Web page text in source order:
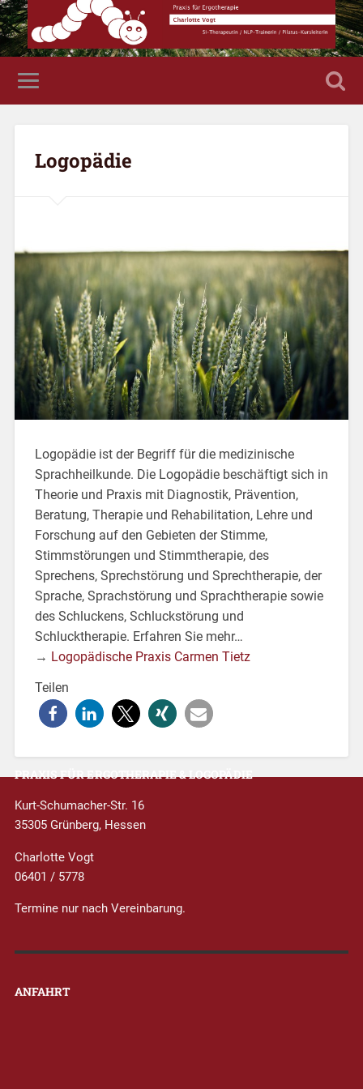
Logopädie
Logopädie ist der Begriff für die medizinische
Sprachheilkunde. Die Logopädie beschäftigt sich in
Theorie und Praxis mit Diagnostik, Prävention,
Beratung, Therapie und Rehabilitation, Lehre und
Forschung auf den Gebieten der Stimme,
Stimmstörungen und Stimmtherapie, des
Sprechens, Sprechstörung und Sprechtherapie, der
Sprache, Sprachstörung und Sprachtherapie sowie
des Schluckens, Schluckstörung und
Schlucktherapie. Erfahren Sie mehr…
→ Logopädische Praxis Carmen Tietz
Teilen
PRAXIS FÜR ERGOTHERAPIE & LOGOPÄDIE
Kurt-Schumacher-Str. 16
35305 Grünberg, Hessen
Charlotte Vogt
06401 / 5778
Termine nur nach Vereinbarung.
ANFAHRT